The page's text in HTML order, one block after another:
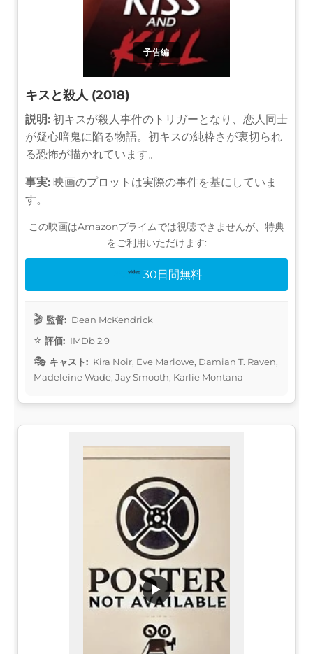
予告編
キスと殺人 (2018)
説明: 初キスが殺人事件のトリガーとなり、恋人同士
が疑心暗鬼に陥る物語。初キスの純粋さが裏切られ
る恐怖が描かれています。
事実: 映画のプロットは実際の事件を基にしていま
す。
この映画はAmazonプライムでは視聴できませんが、特典
をご利用いただけます:
30日間無料
監督: Dean McKendrick
評価: IMDb 2.9
キャスト: Kira Noir, Eve Marlowe, Damian T. Raven,
Madeleine Wade, Jay Smooth, Karlie Montana
▶